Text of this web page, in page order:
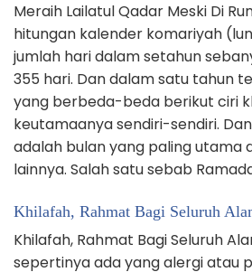
Meraih Lailatul Qadar Meski Di
hitungan kalender komariyah
jumlah hari dalam setahun
355 hari. Dan dalam satu tahun
yang berbeda-beda berikut ciri
keutamaanya sendiri-sendiri.
adalah bulan yang paling utama
lainnya. Salah satu sebab
Khilafah, Rahmat Bagi Seluruh
Khilafah, Rahmat Bagi Seluruh
sepertinya ada yang alergi atau